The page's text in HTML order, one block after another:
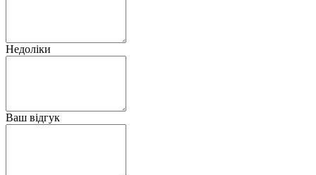
Недоліки
Ваш відгук